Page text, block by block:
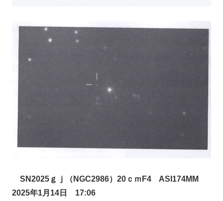
SN2025ｇｊ（NGC2986）20ｃｍF4 ASI174MM
2025年1月14日 17:06